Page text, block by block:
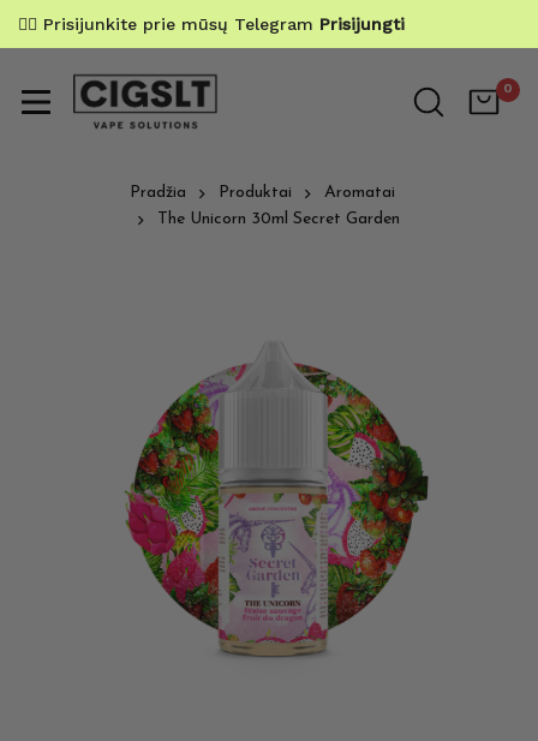
✌🏼 Prisijunkite prie mūsų Telegram Prisijungti
0
Pradžia Produktai
Aromatai
The Unicorn 30ml Secret Garden